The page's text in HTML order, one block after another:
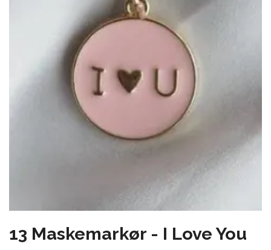
13 Maskemarkør - I Love You